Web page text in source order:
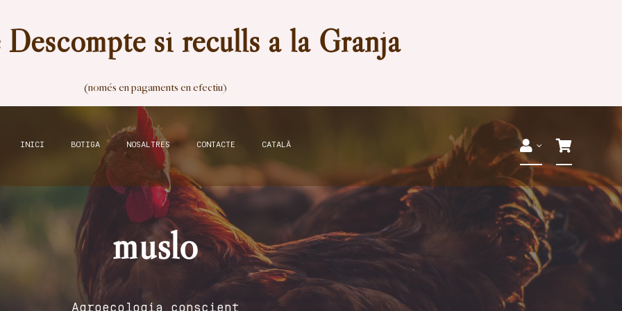
Descompte si reculls a la Granja
(només en pagaments en efectiu)
INICI BOTIGA NOSALTRES CONTACTE CATALÀ
muslo